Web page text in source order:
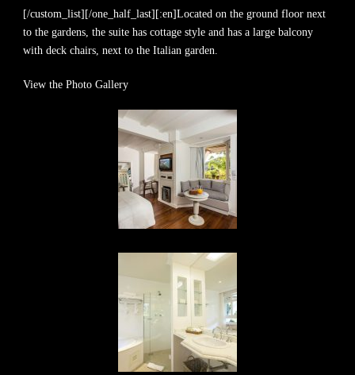
[/custom_list][/one_half_last][:en]Located on the ground floor next
to the gardens, the suite has cottage style and has a large balcony
with deck chairs, next to the Italian garden.
View the Photo Gallery